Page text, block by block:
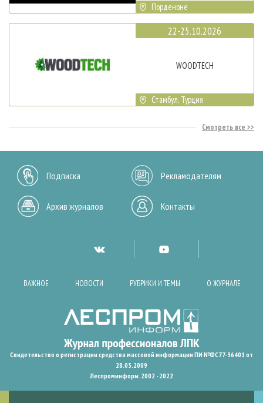
Порденоне
22-25.10.2026
WOODTECH
Стамбул, Турция
Смотреть все
Подписка Рекламодателям
Архив журналов Контакты
ВАЖНОЕ НОВОСТИ РУБРИКИ И ТЕМЫ О ЖУРНАЛЕ
Свидетельство о регистрации средства массовой информации ПИ №ФС77-36401 от
28.05.2009
Леспроминформ. 2002 - 2022